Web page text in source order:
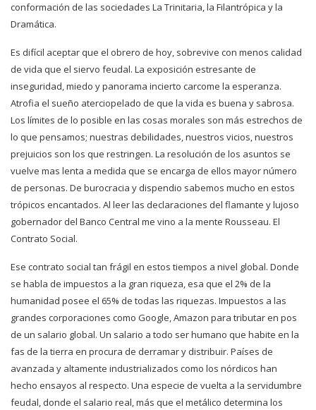
conformación de las sociedades La Trinitaria, la Filantrópica y la
Dramática.
Es difícil aceptar que el obrero de hoy, sobrevive con menos calidad
de vida que el siervo feudal. La exposición estresante de
inseguridad, miedo y panorama incierto carcome la esperanza.
Atrofia el sueño aterciopelado de que la vida es buena y sabrosa.
Los límites de lo posible en las cosas morales son más estrechos de
lo que pensamos; nuestras debilidades, nuestros vicios, nuestros
prejuicios son los que restringen. La resolución de los asuntos se
vuelve mas lenta a medida que se encarga de ellos mayor número
de personas. De burocracia y dispendio sabemos mucho en estos
trópicos encantados. Al leer las declaraciones del flamante y lujoso
gobernador del Banco Central me vino a la mente Rousseau. El
Contrato Social.
Ese contrato social tan frágil en estos tiempos a nivel global. Donde
se habla de impuestos a la gran riqueza, esa que el 2% de la
humanidad posee el 65% de todas las riquezas. Impuestos a las
grandes corporaciones como Google, Amazon para tributar en pos
de un salario global. Un salario a todo ser humano que habite en la
fas de la tierra en procura de derramar y distribuir. Países de
avanzada y altamente industrializados como los nórdicos han
hecho ensayos al respecto. Una especie de vuelta a la servidumbre
feudal, donde el salario real, más que el metálico determina los